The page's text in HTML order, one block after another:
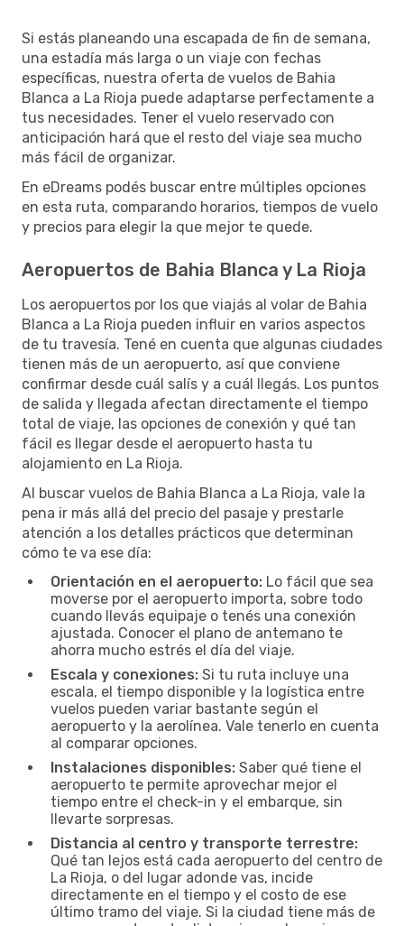
Si estás planeando una escapada de fin de semana,
una estadía más larga o un viaje con fechas
específicas, nuestra oferta de vuelos de Bahia
Blanca a La Rioja puede adaptarse perfectamente a
tus necesidades. Tener el vuelo reservado con
anticipación hará que el resto del viaje sea mucho
más fácil de organizar.
En eDreams podés buscar entre múltiples opciones
en esta ruta, comparando horarios, tiempos de vuelo
y precios para elegir la que mejor te quede.
Aeropuertos de Bahia Blanca y La Rioja
Los aeropuertos por los que viajás al volar de Bahia
Blanca a La Rioja pueden influir en varios aspectos
de tu travesía. Tené en cuenta que algunas ciudades
tienen más de un aeropuerto, así que conviene
confirmar desde cuál salís y a cuál llegás. Los puntos
de salida y llegada afectan directamente el tiempo
total de viaje, las opciones de conexión y qué tan
fácil es llegar desde el aeropuerto hasta tu
alojamiento en La Rioja.
Al buscar vuelos de Bahia Blanca a La Rioja, vale la
pena ir más allá del precio del pasaje y prestarle
atención a los detalles prácticos que determinan
cómo te va ese día:
Orientación en el aeropuerto: Lo fácil que sea
moverse por el aeropuerto importa, sobre todo
cuando llevás equipaje o tenés una conexión
ajustada. Conocer el plano de antemano te
ahorra mucho estrés el día del viaje.
Escala y conexiones: Si tu ruta incluye una
escala, el tiempo disponible y la logística entre
vuelos pueden variar bastante según el
aeropuerto y la aerolínea. Vale tenerlo en cuenta
al comparar opciones.
Instalaciones disponibles: Saber qué tiene el
aeropuerto te permite aprovechar mejor el
tiempo entre el check-in y el embarque, sin
llevarte sorpresas.
Distancia al centro y transporte terrestre:
Qué tan lejos está cada aeropuerto del centro de
La Rioja, o del lugar adonde vas, incide
directamente en el tiempo y el costo de ese
último tramo del viaje. Si la ciudad tiene más de